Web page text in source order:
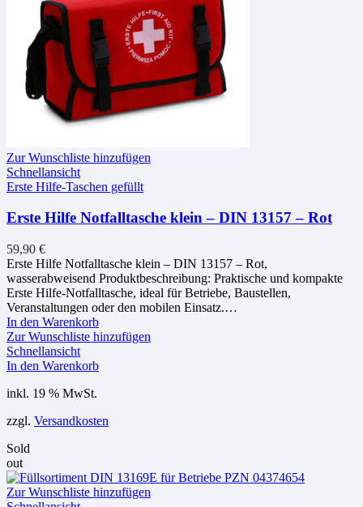
Zur Wunschliste hinzufügen
Schnellansicht
Erste Hilfe-Taschen gefüllt
Erste Hilfe Notfalltasche klein – DIN 13157 – Rot
59,90 €
Erste Hilfe Notfalltasche klein – DIN 13157 – Rot,
wasserabweisend Produktbeschreibung: Praktische und kompakte
Erste Hilfe-Notfalltasche, ideal für Betriebe, Baustellen,
Veranstaltungen oder den mobilen Einsatz.…
In den Warenkorb
Zur Wunschliste hinzufügen
Schnellansicht
In den Warenkorb
inkl. 19 % MwSt.
zzgl. Versandkosten
Sold
out
Zur Wunschliste hinzufügen